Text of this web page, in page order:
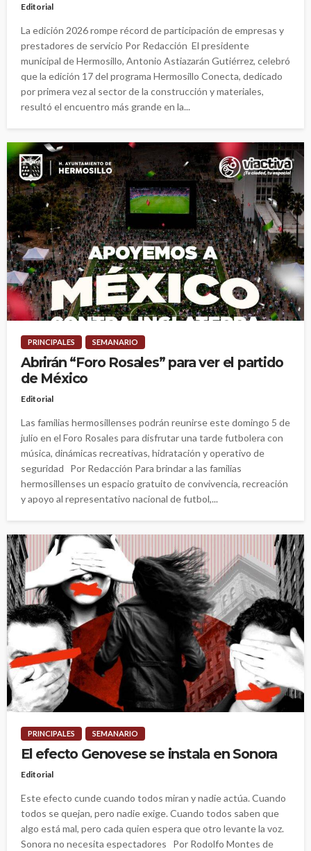
Editorial
La edición 2026 rompe récord de participación de empresas y
prestadores de servicio Por Redacción El presidente
municipal de Hermosillo, Antonio Astiazarán Gutiérrez, celebró
que la edición 17 del programa Hermosillo Conecta, dedicado
por primera vez al sector de la construcción y materiales,
resultó el encuentro más grande en la...
PRINCIPALES SEMANARIO
Abrirán “Foro Rosales” para ver el partido
de México
Editorial
Las familias hermosillenses podrán reunirse este domingo 5 de
julio en el Foro Rosales para disfrutar una tarde futbolera con
música, dinámicas recreativas, hidratación y operativo de
seguridad Por Redacción Para brindar a las familias
hermosillenses un espacio gratuito de convivencia, recreación
y apoyo al representativo nacional de futbol,...
PRINCIPALES SEMANARIO
El efecto Genovese se instala en Sonora
Editorial
Este efecto cunde cuando todos miran y nadie actúa. Cuando
todos se quejan, pero nadie exige. Cuando todos saben que
algo está mal, pero cada quien espera que otro levante la voz.
Sonora no necesita espectadores Por Rodolfo Montes de